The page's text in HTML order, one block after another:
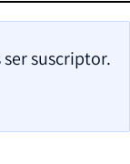
suscriptor.